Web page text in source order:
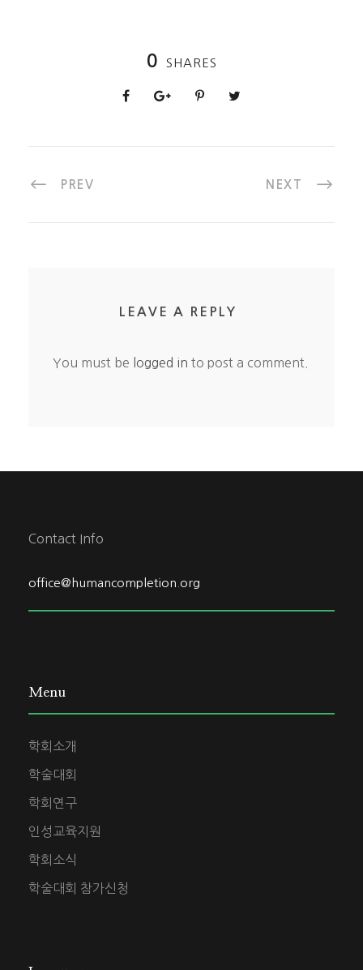
0 SHARES
PREV NEXT
LEAVE A REPLY
You must be logged in to post a comment.
Contact Info
office@humancompletion.org
Menu
학회소개
학술대회
학회연구
인성교육지원
학회소식
학술대회 참가신청